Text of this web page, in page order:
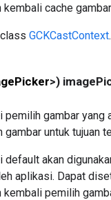
cache
GCKCastContext.
>)
gambar yang
gambar untuk tujuan
default akan
aplikasi. Dapat
kembali pemilih